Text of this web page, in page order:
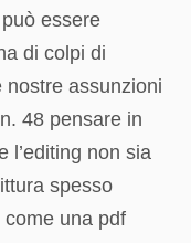
essere
di colpi di
assunzioni
48 pensare in
l’editing non sia
spesso
una pdf